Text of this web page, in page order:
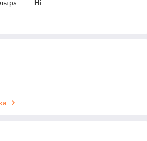
Ні